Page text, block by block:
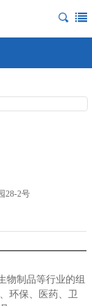
28-2号
物制品等行业的组
环保、医药、卫